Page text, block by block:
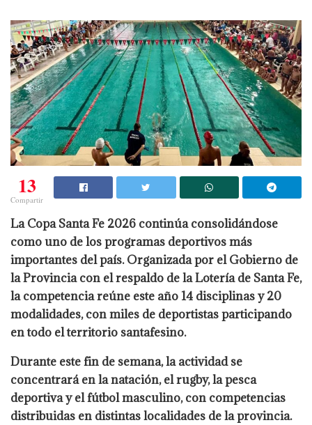
13
Compartir
La Copa Santa Fe 2026 continúa consolidándose
como uno de los programas deportivos más
importantes del país. Organizada por el Gobierno de
la Provincia con el respaldo de la Lotería de Santa Fe,
la competencia reúne este año 14 disciplinas y 20
modalidades, con miles de deportistas participando
en todo el territorio santafesino.
Durante este fin de semana, la actividad se
concentrará en la natación, el rugby, la pesca
deportiva y el fútbol masculino, con competencias
distribuidas en distintas localidades de la provincia.